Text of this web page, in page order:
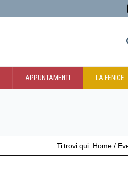
APPUNTAMENTI LA FENICE
Ti trovi qui: Home /